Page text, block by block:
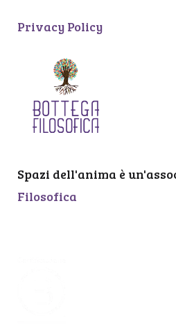
Privacy Policy
Spazi dell'anima è
Filosofica